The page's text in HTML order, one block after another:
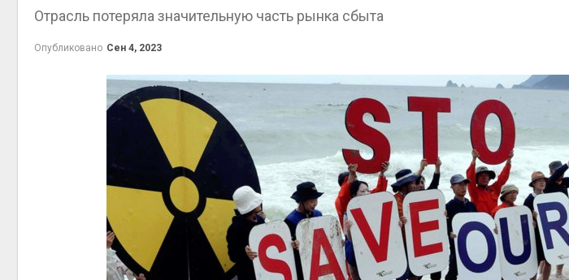
Отрасль потеряла значительную часть рынка сбыта
Опубликовано Сен 4, 2023
Изменение климата
меняет ареалы бабочек
по всему миру
Авг 6, 2026
В Австралии снизят
стоимость установки
солнечных панелей для
бизнеса
Авг 6, 2026
Москвариум отметит 11-
летие трёхдневным